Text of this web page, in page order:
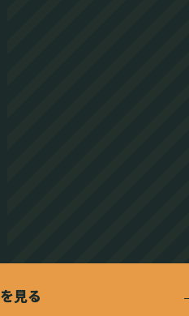
見る